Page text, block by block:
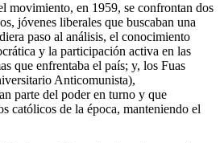
movimiento, en 1959, se confrontan dos
jóvenes liberales que buscaban una
paso al análisis, el conocimiento
y la participación activa en las
que enfrentaba el país; y, los Fuas
Anticomunista),
parte del poder en turno y que
católicos de la época, manteniendo el